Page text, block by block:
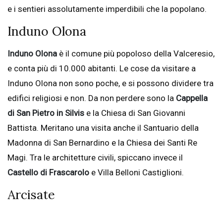
e i sentieri assolutamente imperdibili che la popolano.
Induno Olona
Induno Olona è il comune più popoloso della Valceresio,
e conta più di 10.000 abitanti. Le cose da visitare a
Induno Olona non sono poche, e si possono dividere tra
edifici religiosi e non. Da non perdere sono la Cappella
di San Pietro in Silvis e la Chiesa di San Giovanni
Battista. Meritano una visita anche il Santuario della
Madonna di San Bernardino e la Chiesa dei Santi Re
Magi. Tra le architetture civili, spiccano invece il
Castello di Frascarolo e Villa Belloni Castiglioni.
Arcisate